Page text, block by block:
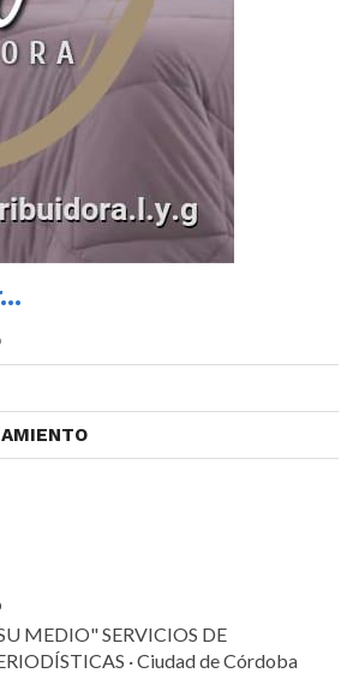
MEDIO" SERVICIOS DE
· Ciudad de Córdoba